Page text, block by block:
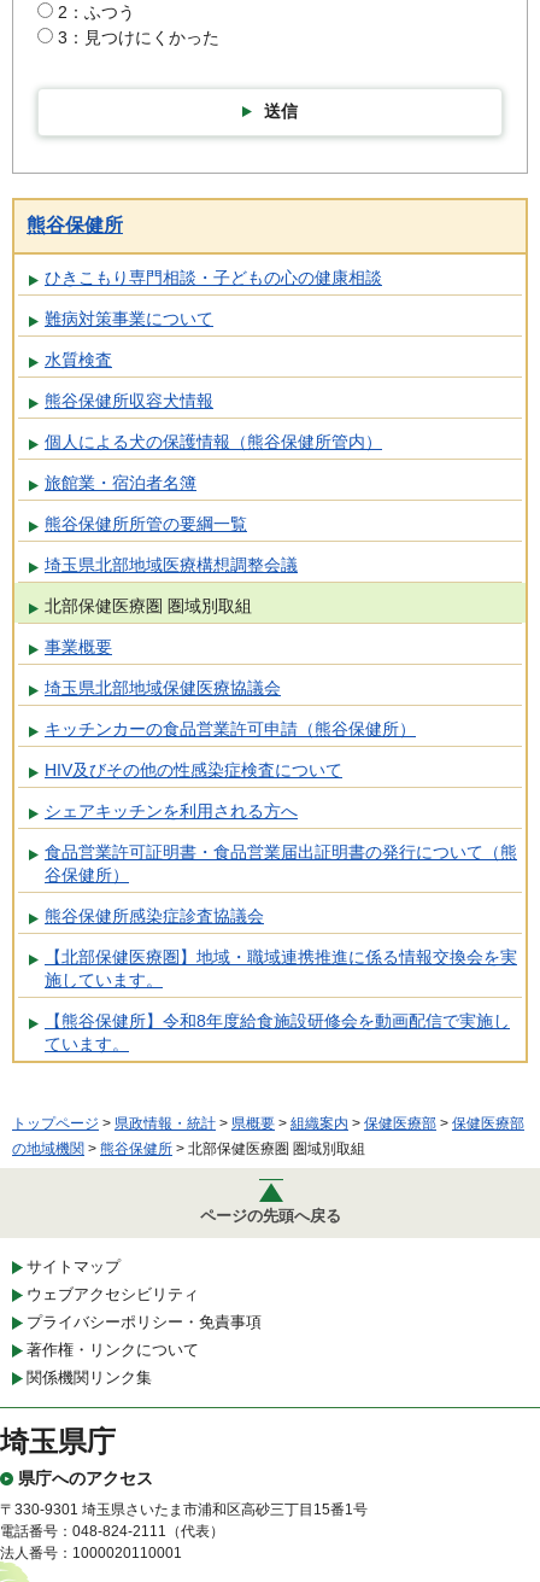
2：ふつう
3：見つけにくかった
送信
熊谷保健所
ひきこもり専門相談・子どもの心の健康相談
難病対策事業について
水質検査
熊谷保健所収容犬情報
個人による犬の保護情報（熊谷保健所管内）
旅館業・宿泊者名簿
熊谷保健所所管の要綱一覧
埼玉県北部地域医療構想調整会議
北部保健医療圏 圏域別取組
事業概要
埼玉県北部地域保健医療協議会
キッチンカーの食品営業許可申請（熊谷保健所）
HIV及びその他の性感染症検査について
シェアキッチンを利用される方へ
食品営業許可証明書・食品営業届出証明書の発行について（熊
谷保健所）
熊谷保健所感染症診査協議会
【北部保健医療圏】地域・職域連携推進に係る情報交換会を実
施しています。
【熊谷保健所】令和8年度給食施設研修会を動画配信で実施し
ています。
トップページ > 県政情報・統計 > 県概要 > 組織案内 > 保健医療部 > 保健医療部
の地域機関 > 熊谷保健所 > 北部保健医療圏 圏域別取組
ページの先頭へ戻る
サイトマップ
ウェブアクセシビリティ
プライバシーポリシー・免責事項
著作権・リンクについて
関係機関リンク集
埼玉県庁
県庁へのアクセス
〒330-9301 埼玉県さいたま市浦和区高砂三丁目15番1号
電話番号：048-824-2111（代表）
法人番号：1000020110001